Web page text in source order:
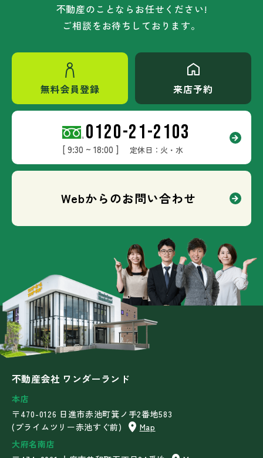
不動産のことならお任せください!
ご相談をお待ちしております。
無料会員登録 来店予約
0120-21-2103
[ 9:30 ~ 18:00 ] 定休日：火・水
Webからのお問い合わせ
不動産会社 ワンダーランド
本店
〒470-0126 日進市赤池町箕ノ手2番地583
(プライムツリー赤池すぐ前)
Map
大府名南店